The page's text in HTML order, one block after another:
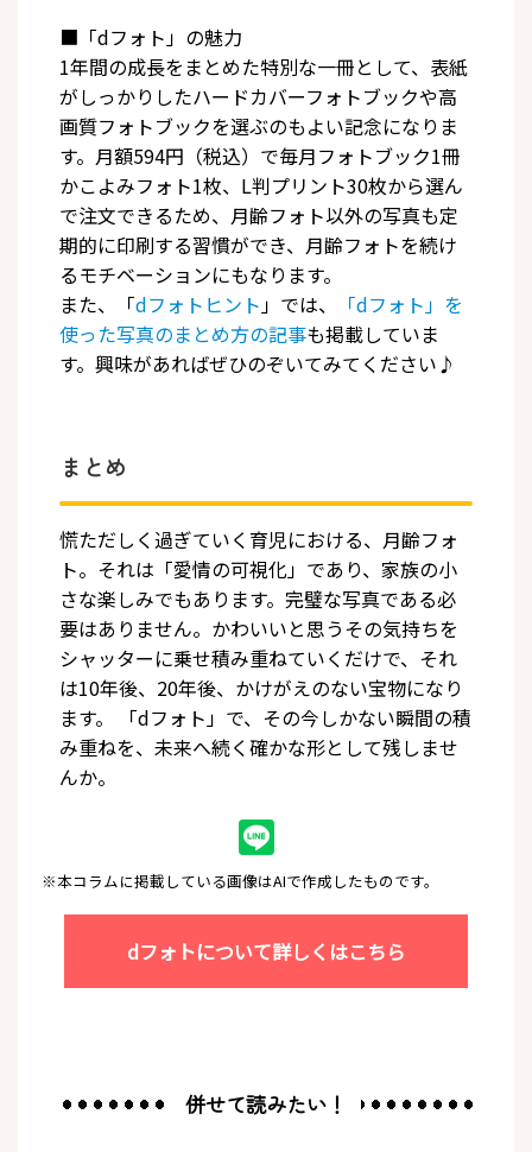
■「dフォト」の魅力
1年間の成長をまとめた特別な一冊として、表紙
がしっかりしたハードカバーフォトブックや高
画質フォトブックを選ぶのもよい記念になりま
す。月額594円（税込）で毎月フォトブック1冊
かこよみフォト1枚、L判プリント30枚から選ん
で注文できるため、月齢フォト以外の写真も定
期的に印刷する習慣ができ、月齢フォトを続け
るモチベーションにもなります。
また、「dフォトヒント」では、
「dフォト」を
使った写真のまとめ方の記事も掲載していま
す。興味があればぜひのぞいてみてください♪
まとめ
慌ただしく過ぎていく育児における、月齢フォ
ト。それは「愛情の可視化」であり、家族の小
さな楽しみでもあります。完璧な写真である必
要はありません。かわいいと思うその気持ちを
シャッターに乗せ積み重ねていくだけで、それ
は10年後、20年後、かけがえのない宝物になり
ます。 「dフォト」で、その今しかない瞬間の積
み重ねを、未来へ続く確かな形として残しませ
んか。
※本コラムに掲載している画像はAIで作成したものです。
dフォトについて詳しくはこちら
併せて読みたい！